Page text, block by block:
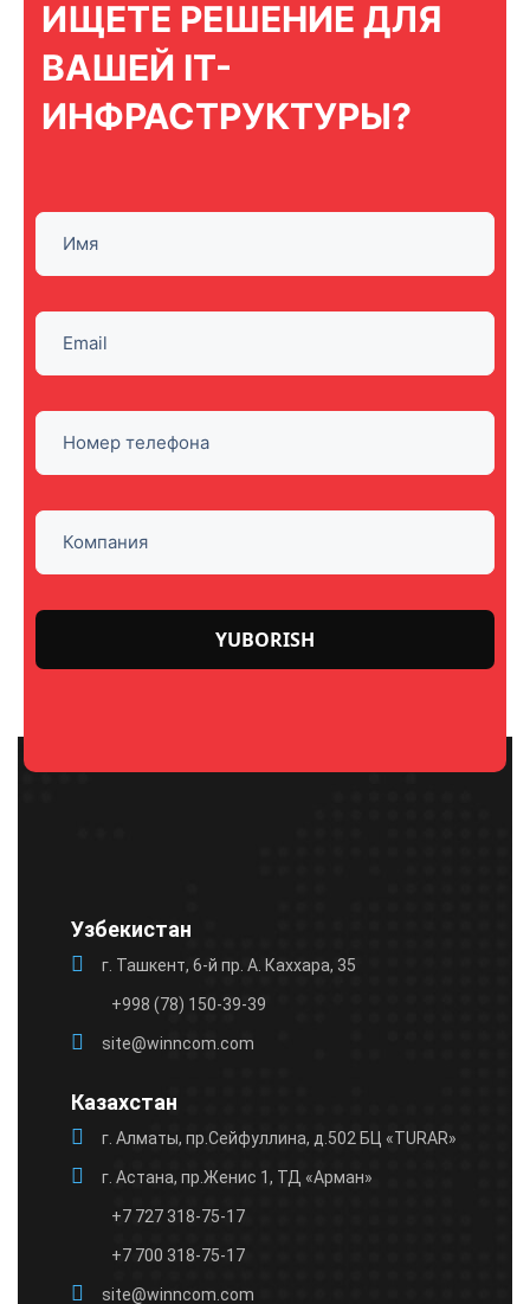
ИЩЕТЕ РЕШЕНИЕ ДЛЯ
ВАШЕЙ IT-
ИНФРАСТРУКТУРЫ?
this
Узбекистан
г. Ташкент, 6-й пр. А. Каххара, 35
+998 (78) 150-39-39
site@winncom.com
Казахстан
г. Алматы, пр.Сейфуллина, д.502 БЦ «TURAR»
г. Астана, пр.Женис 1, ТД «Арман»
+7 727 318-75-17
+7 700 318-75-17
site@winncom.com